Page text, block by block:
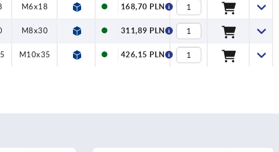
M6x18 168,70 PLN
M8x30 311,89 PLN
M10x35 426,15 PLN